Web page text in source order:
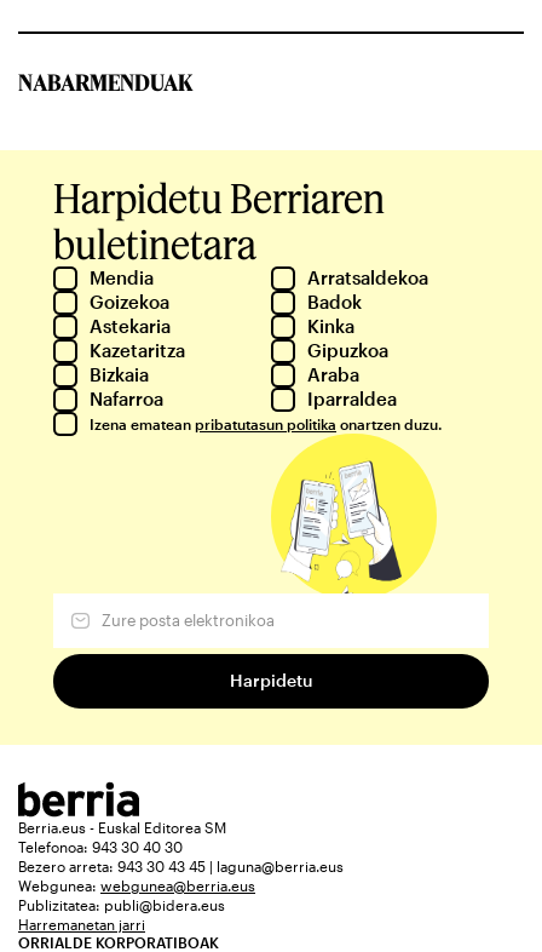
NABARMENDUAK
Harpidetu Berriaren
buletinetara
Mendia
Arratsaldekoa
Goizekoa
Badok
Astekaria
Kinka
Kazetaritza
Gipuzkoa
Bizkaia
Araba
Nafarroa
Iparraldea
Izena ematean pribatutasun politika onartzen duzu.
Berria.eus - Euskal Editorea SM
Telefonoa: 943 30 40 30
Bezero arreta: 943 30 43 45 | laguna@berria.eus
Webgunea: webgunea@berria.eus
Publizitatea: publi@bidera.eus
Harremanetan jarri
ORRIALDE KORPORATIBOAK